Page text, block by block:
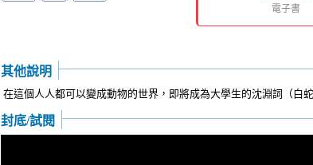
電子書
其他說明
在這個人人都可以變成動物的世界，即將成為大學生的沈淵詞（白
封底/試閱